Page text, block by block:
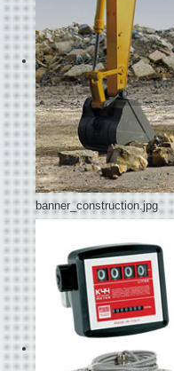
banner_construction.jpg